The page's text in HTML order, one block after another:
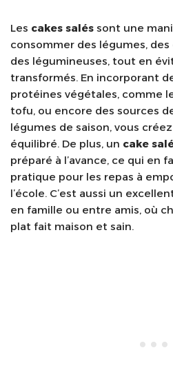
Les cakes salés sont une
consommer des légumes,
des légumineuses, tout en
transformés. En incorporant
protéines végétales, comme
tofu, ou encore des sources
légumes de saison, vous
équilibré. De plus, un cake
préparé à l’avance, ce qui en
pratique pour les repas à
l’école. C’est aussi un
en famille ou entre amis, où
plat fait maison et sain.